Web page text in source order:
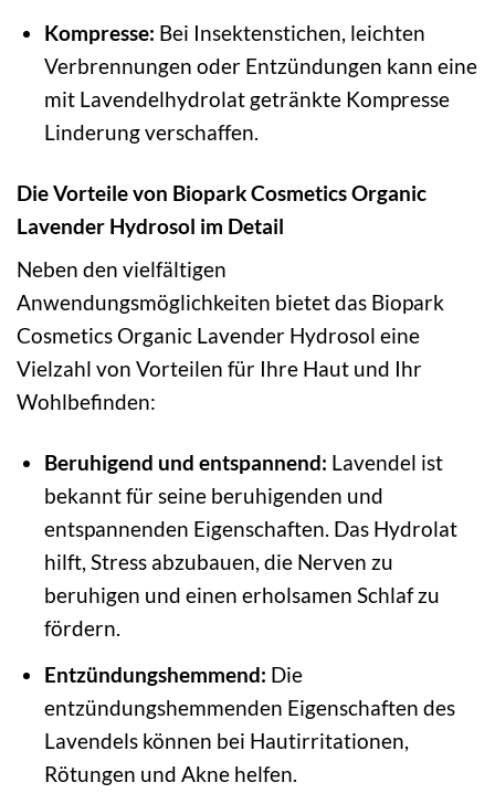
Kompresse: Bei Insektenstichen, leichten
Verbrennungen oder Entzündungen kann eine
mit Lavendelhydrolat getränkte Kompresse
Linderung verschaffen.
Die Vorteile von Biopark Cosmetics Organic
Lavender Hydrosol im Detail
Neben den vielfältigen
Anwendungsmöglichkeiten bietet das Biopark
Cosmetics Organic Lavender Hydrosol eine
Vielzahl von Vorteilen für Ihre Haut und Ihr
Wohlbefinden:
Beruhigend und entspannend: Lavendel ist
bekannt für seine beruhigenden und
entspannenden Eigenschaften. Das Hydrolat
hilft, Stress abzubauen, die Nerven zu
beruhigen und einen erholsamen Schlaf zu
fördern.
Entzündungshemmend: Die
entzündungshemmenden Eigenschaften des
Lavendels können bei Hautirritationen,
Rötungen und Akne helfen.